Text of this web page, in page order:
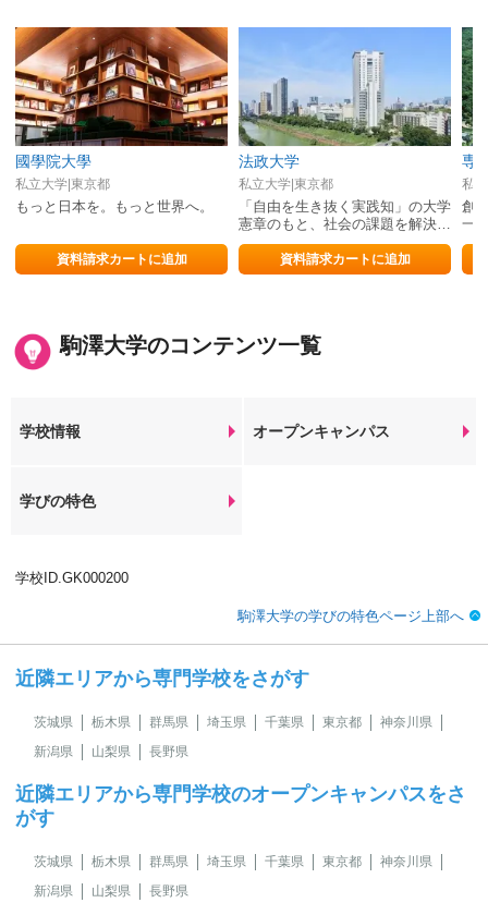
國學院大學
私立大学|東京都
もっと日本を。もっと世界へ。
資料請求カートに追加
法政大学
私立大学|東京都
「自由を生き抜く実践知」の大学
憲章のもと、社会の課題を解決す
るための「実践知」を育成
資料請求カートに追加
専
私
創
一
駒澤大学のコンテンツ一覧
学校情報 オープンキャンパス
学びの特色
学校ID.GK000200
駒澤大学の学びの特色ページ上部へ
近隣エリアから専門学校をさがす
茨城県 栃木県 群馬県 埼玉県 千葉県 東京都
神奈川県
新潟県
山梨県 長野県
近隣エリアから専門学校のオープンキャンパスをさ
がす
茨城県 栃木県 群馬県 埼玉県 千葉県 東京都
神奈川県
新潟県
山梨県 長野県